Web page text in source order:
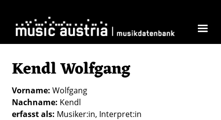
Kendl Wolfgang
Vorname Wolfgang
Nachname Kendl
erfasst als Musiker:in Interpret:in